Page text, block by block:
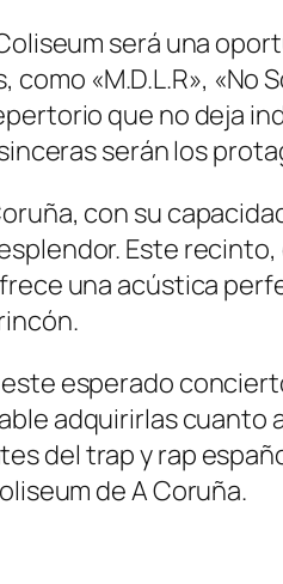
será una
como «M.D.L.R», «No
que no deja
serán los
con su
Este
una acústica
esperado
adquirirlas cuanto
del trap y rap
de A Coruña.